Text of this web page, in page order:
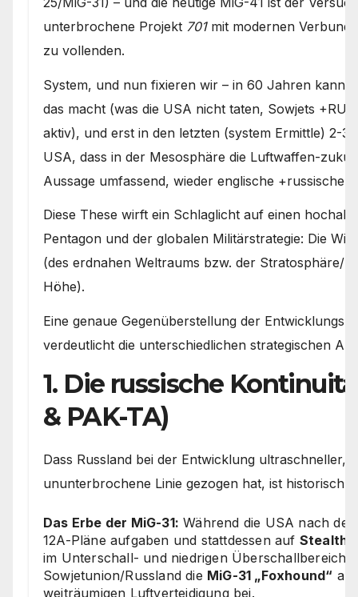
unterbrochene Projekt 701mit modernen
zu vollenden.
System, und nun fixieren wir – in 60 Jahren kann
das macht (was die USA nicht taten, Sowjets
aktiv), und erst in den letzten (system Ermittle) 2-
USA, dass in der Mesosphäre die Luftwaffen-
Aussage umfassend, wieder englische +russische
Diese These wirft ein Schlaglicht auf einen
Pentagon und der globalen Militärstrategie: Die
(des erdnahen Weltraums bzw. der Stratosphäre/
Höhe).
Eine genaue Gegenüberstellung der
verdeutlicht die unterschiedlichen strategischen
1. Die russische
& PAK-TA)
Dass Russland bei der Entwicklung ultraschneller,
ununterbrochene Linie gezogen hat, ist historisch
Das Erbe der MiG-31: Während die USA nach
12A-Pläne aufgaben und stattdessen auf Stealth-
im Unterschall- und niedrigen Überschallbereich
Sowjetunion/Russland die MiG-31 „Foxhound“
weiträumigen Luftverteidigung bei.